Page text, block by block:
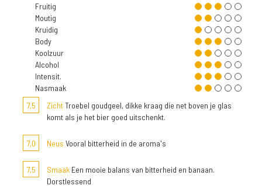
Fruitig
Moutig
Kruidig
Body
Koolzuur
Alcohol
Intensit.
Nasmaak
7,5
ZichtTroebel goudgeel, dikke kraag die net boven je glas
komt als je het bier goed uitschenkt.
7,0 Neus Vooral bitterheid in de aroma's
7,5 Smaak Een mooie balans van bitterheid en banaan.
Dorstlessend